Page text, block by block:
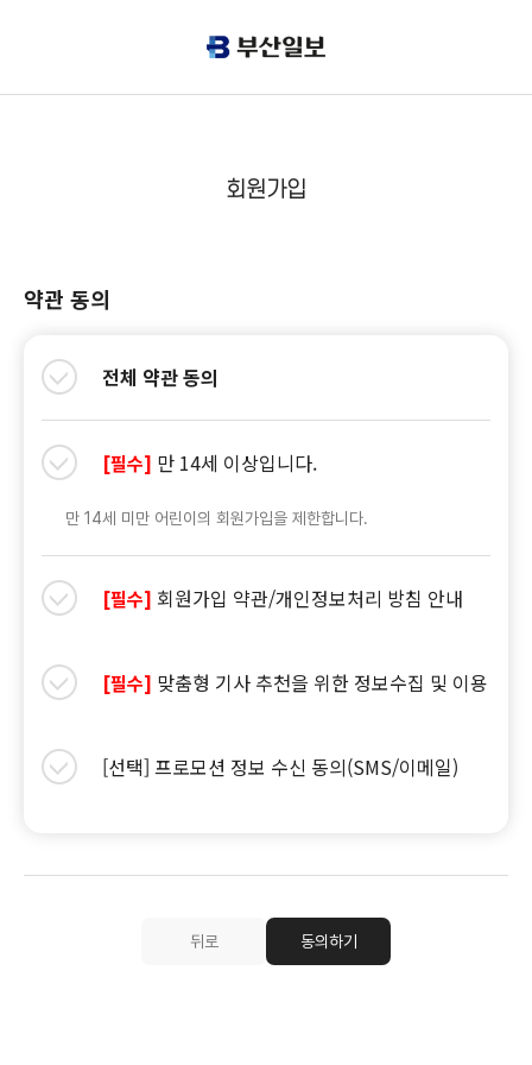
회원가입
약관 동의
전체 약관 동의
[필수] 만 14세 이상입니다.
만 14세 미만 어린이의 회원가입을 제한합니다.
[필수] 회원가입 약관/개인정보처리 방침 안내
[필수] 맞춤형 기사 추천을 위한 정보수집 및 이용
[선택] 프로모션 정보 수신 동의(SMS/이메일)
뒤로